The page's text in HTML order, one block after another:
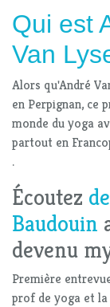
Qui est
Van
Alors qu'André
en Perpignan, ce
monde du yoga
partout en
.
Écoutez
Baudouin
devenu
Première
prof de yoga et